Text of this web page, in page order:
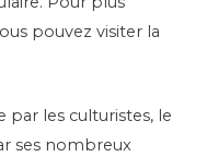
pouvez visiter la
par les culturistes, le
ses nombreux